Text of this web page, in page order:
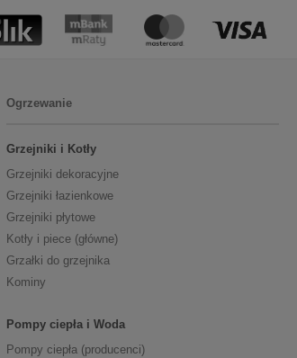
Ogrzewanie
Grzejniki i Kotły
Grzejniki dekoracyjne
Grzejniki łazienkowe
Grzejniki płytowe
Kotły i piece (główne)
Grzałki do grzejnika
Kominy
Pompy ciepła i Woda
Pompy ciepła (producenci)